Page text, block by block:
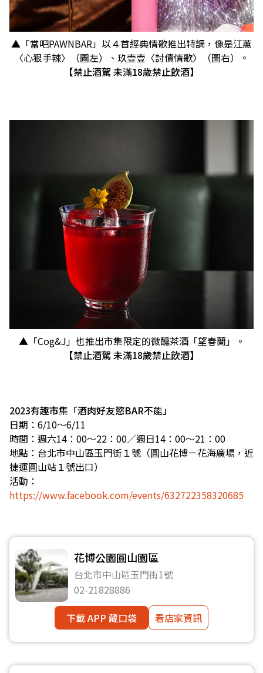
▲「當吧PAWNBAR」以４首經典情歌推出特調，像是江蕙
〈心狠手辣〉（圖左）、玖壹壹〈討債情歌〉（圖右）。
【禁止酒駕 未滿18歲禁止飲酒】
▲「Cog&J」也推出市集限定的微醺茶酒「望春蘭」。
【禁止酒駕 未滿18歲禁止飲酒】
2023有趣市集「酒肉好友慾BAR不能」
日期：6/10～6/11
時間：週六14：00～22：00／週日14：00～21：00
地點：台北市中山區玉門街１號（圓山花博－花海廣場，近
捷運圓山站１號出口）
活動：
https://www.facebook.com/events/632722358320685
花博公園圓山園區
台北市中山區玉門街1號
02-21828886
下載 APP 藏口袋
看店家資訊